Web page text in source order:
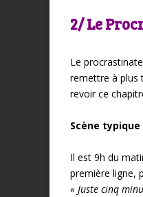
2/ Le
Le
remettre à plus
revoir ce
Scène typique
Il est 9h du
première ligne,
« Juste cinq